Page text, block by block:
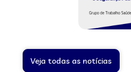
Veja todas as notícias